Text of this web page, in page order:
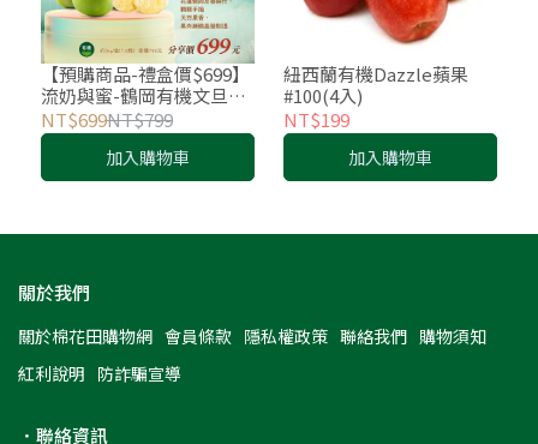
【預購商品-禮盒價$699】
流奶與蜜-鶴岡有機文旦禮
盒(約3kg/盒(7-8顆))
NT$699NT$799
加入購物車
紐西蘭有機Dazzle蘋果
#100(4入)
NT$199
加入購物車
關於我們
關於棉花田購物網 會員條款 隱私權政策 聯絡我們 購物須知
紅利說明 防詐騙宣導
．聯絡資訊